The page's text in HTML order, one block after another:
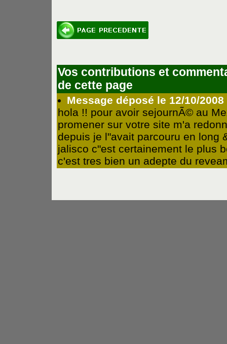
Vos contributions et
de cette page
Message déposé le 12/10/
hola !! pour avoir sejournÃ© au
promener sur votre site m'a
depuis je l"avait parcouru en long
jalisco c"est certainement le plus
c'est tres bien un adepte du